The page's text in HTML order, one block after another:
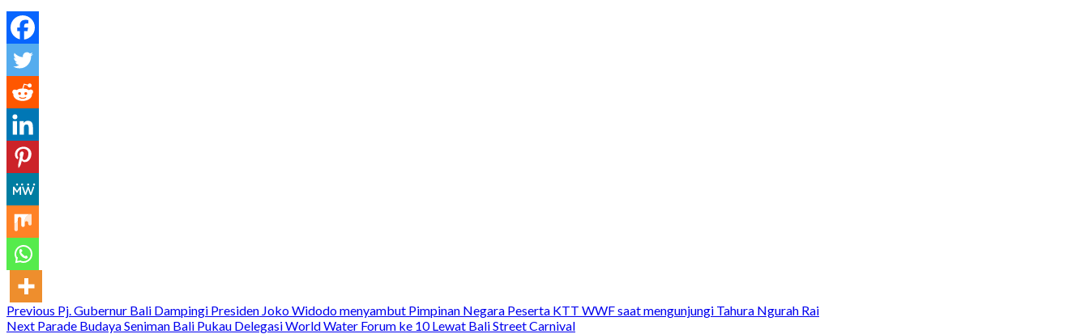
Continue
Previous Pj. Gubernur Bali Dampingi Presiden Joko Widodo menyambut Pimpinan Negara Peserta KTT WWF saat mengunjungi Tahura Ngurah Rai
Next Parade Budaya Seniman Bali Pukau Delegasi World Water Forum ke 10 Lewat Bali Street Carnival